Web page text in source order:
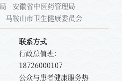
安徽省中医药管理局
马鞍山市卫生健康委员会
联系方式
行政总值班：
18726000107
公众与患者健康服务热